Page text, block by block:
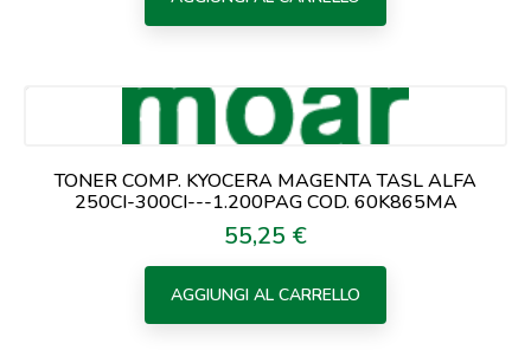
TONER COMP. KYOCERA MAGENTA TASL ALFA
250CI-300CI---1.200PAG COD. 60K865MA
Prezzo
55,25 €
AGGIUNGI AL CARRELLO